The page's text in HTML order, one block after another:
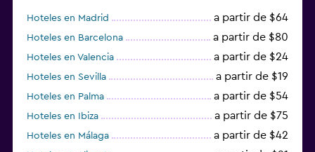
Hoteles en Madrid a partir de $64
Hoteles en Barcelona a partir de $80
Hoteles en Valencia a partir de $24
Hoteles en Sevilla a partir de $19
Hoteles en Palma a partir de $54
Hoteles en Ibiza a partir de $75
Hoteles en Málaga a partir de $42